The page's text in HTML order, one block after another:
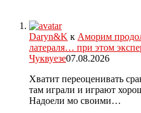
Daryn&K к Аморим
латераля… при этом
Чуквуезе07.08.2026
Хватит переоценивать
там играли и играют
Надоели мо своими…